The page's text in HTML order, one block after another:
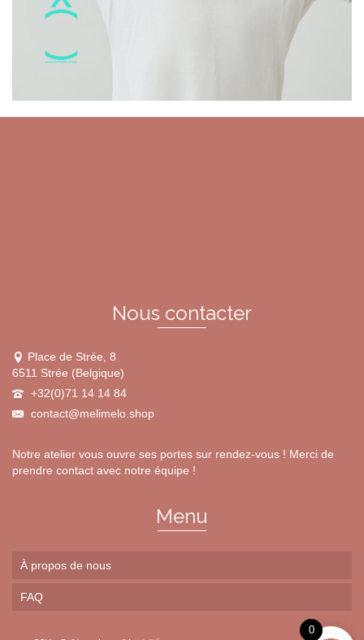
Nous contacter
Place de Strée, 8
6511 Strée (Belgique)
+32(0)71 14 14 84
contact@melimelo.shop
Notre atelier vous ouvre ses portes sur rendez-vous ! Merci de
prendre contact avec notre équipe !
Menu
À propos de nous
FAQ
0